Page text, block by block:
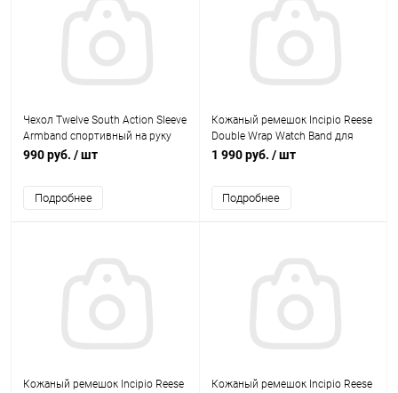
Чехол Twelve South Action Sleeve
Armband спортивный на руку
для Apple Watch 38mm L нейлон
990 руб. / шт
Подробнее
Кожаный ремешок Incipio Reese
Double Wrap Watch Band для
часов Apple Watch 38mm
1 990 руб. / шт
Подробнее
Кожаный ремешок Incipio Reese
Кожаный ремешок Incipio Reese